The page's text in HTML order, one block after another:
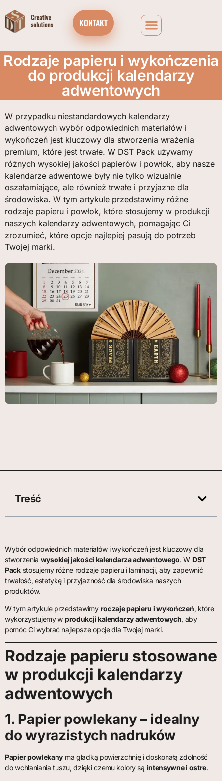
KONTAKT
Rodzaje papieru i wykończenia
do produkcji kalendarzy
adwentowych
W przypadku niestandardowych kalendarzy
adwentowych wybór odpowiednich materiałów i
wykończeń jest kluczowy dla stworzenia wrażenia
premium, które jest trwałe. W DST Pack używamy
różnych wysokiej jakości papierów i powłok, aby nasze
kalendarze adwentowe były nie tylko wizualnie
oszałamiające, ale również trwałe i przyjazne dla
środowiska. W tym artykule przedstawimy różne
rodzaje papieru i powłok, które stosujemy w produkcji
naszych kalendarzy adwentowych, pomagając Ci
zrozumieć, które opcje najlepiej pasują do potrzeb
Twojej marki.
Treść
Wybór odpowiednich materiałów i wykończeń jest kluczowy dla
stworzenia wysokiej jakości kalendarza adwentowego. W DST
Packstosujemy różne rodzaje papieru i laminacji, aby zapewnić
trwałość, estetykę i przyjazność dla środowiska naszych
produktów.
W tym artykule przedstawimy rodzaje papieru i wykończeń, które
wykorzystujemy w produkcji kalendarzy adwentowych, aby
pomóc Ci wybrać najlepsze opcje dla Twojej marki.
Rodzaje papieru stosowane
w produkcji kalendarzy
adwentowych
1. Papier powlekany – idealny
do wyrazistych nadruków
Papier powlekany ma gładką powierzchnię i doskonałą zdolność
do wchłaniania tuszu, dzięki czemu kolory są intensywne i ostre.